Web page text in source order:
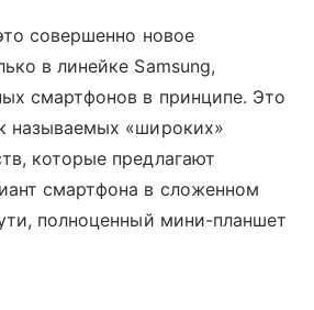
совершенно новое
в линейке Samsung,
смартфонов в принципе. Это
называемых «широких»
которые предлагают
смартфона в сложенном
полноценный мини-планшет